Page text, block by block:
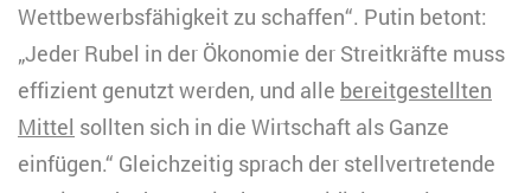
Wettbewerbsfähigkeit zu schaffen“. Putin betont:
„Jeder Rubel in der Ökonomie der Streitkräfte muss
effizient genutzt werden, und alle bereitgestellten
Mittel sollten sich in die Wirtschaft als Ganze
einfügen.“ Gleichzeitig sprach der stellvertretende